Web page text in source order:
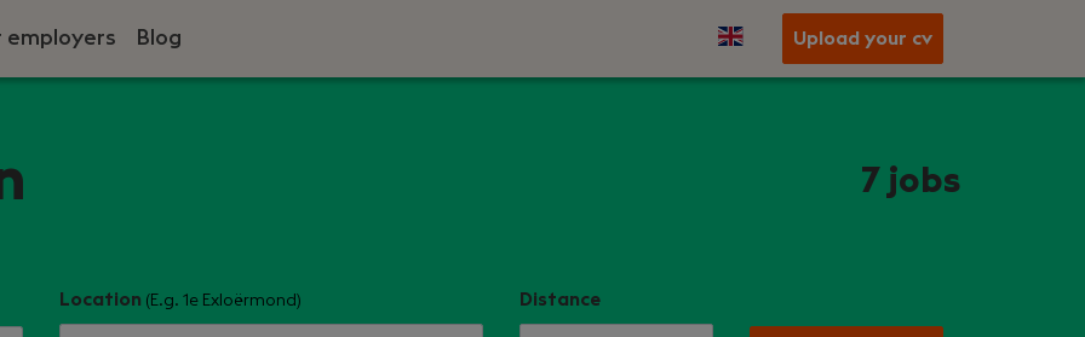
employers Blog Upload your cv
7 jobs
Location (E.g. 1e Exloërmond) Distance